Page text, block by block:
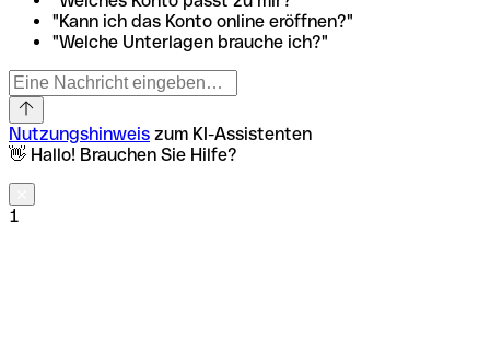
"Kann ich das Konto online eröffnen?"
"Welche Unterlagen brauche ich?"
Nutzungshinweis zum KI-Assistenten
👋 Hallo! Brauchen Sie Hilfe?
1